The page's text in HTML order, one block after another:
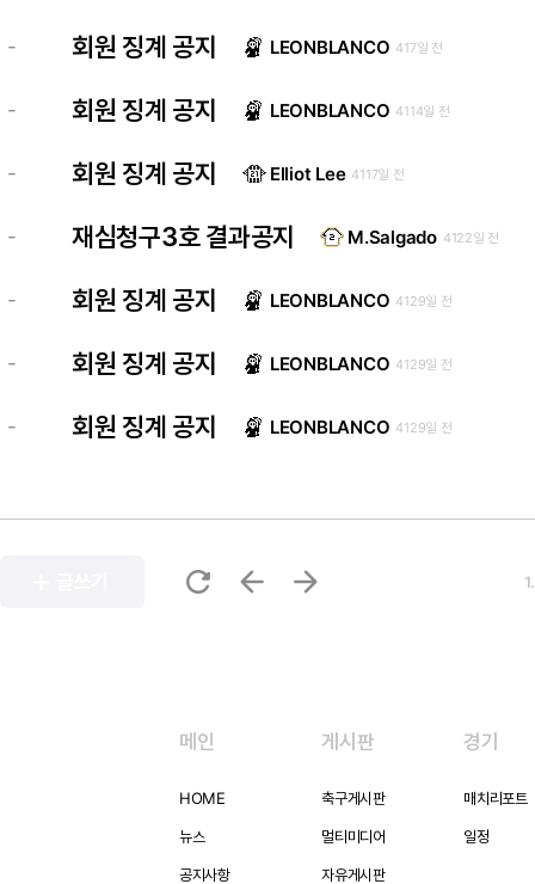
- 회원 징계 공지 LEONBLANCO 417일 전
- 회원 징계 공지 LEONBLANCO 4114일 전
- 회원 징계 공지 Elliot Lee 4117일 전
- 재심청구3호 결과공지 M.Salgado 4122일 전
- 회원 징계 공지 LEONBLANCO 4129일 전
- 회원 징계 공지 LEONBLANCO 4129일 전
- 회원 징계 공지 LEONBLANCO 4129일 전
refresh arrow_back arrow_forward
메인
HOME
뉴스
공지사항
게시판
축구게시판
멀티미디어
자유게시판
경기
매치리포트
일정